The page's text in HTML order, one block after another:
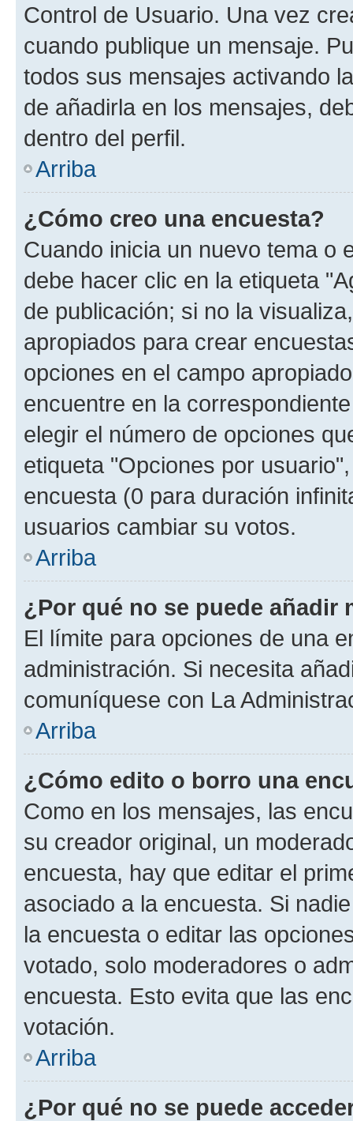
Control de Usuario. Una vez
cuando publique un mensaje.
todos sus mensajes activando
de añadirla en los mensajes,
dentro del perfil.
Arriba
¿Cómo creo una encuesta?
Cuando inicia un nuevo tema o
debe hacer clic en la etiqueta
de publicación; si no la
apropiados para crear
opciones en el campo
encuentre en la
elegir el número de opciones
etiqueta "Opciones por
encuesta (0 para duración
usuarios cambiar su votos.
Arriba
¿Por qué no se puede añadir
El límite para opciones de una
administración. Si necesita
comuníquese con La
Arriba
¿Cómo edito o borro una
Como en los mensajes, las
su creador original, un
encuesta, hay que editar el
asociado a la encuesta. Si
la encuesta o editar las
votado, solo moderadores o
encuesta. Esto evita que las
votación.
Arriba
¿Por qué no se puede